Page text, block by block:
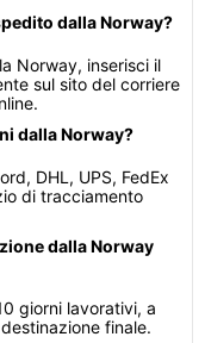
dalla Norway?
Norway, inserisci il
sul sito del corriere
dalla Norway?
DHL, UPS, FedEx
di tracciamento
dalla Norway
giorni lavorativi, a
finale.